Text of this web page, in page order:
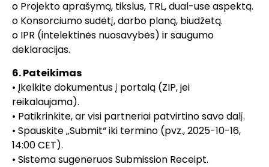
o Projekto aprašymą, tikslus, TRL, dual-use aspektą.
o Konsorciumo sudėtį, darbo planą, biudžetą.
o IPR (intelektinės nuosavybės) ir saugumo
deklaracijas.
6. Pateikimas
• Įkelkite dokumentus į portalą (ZIP, jei
reikalaujama).
• Patikrinkite, ar visi partneriai patvirtino savo dalį.
• Spauskite „Submit“ iki termino (pvz., 2025-10-16,
14:00 CET).
• Sistema sugeneruos Submission Receipt.